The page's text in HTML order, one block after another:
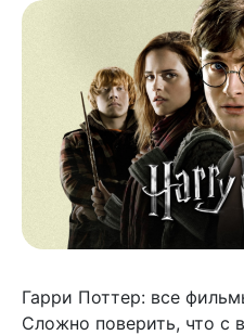
Гарри Поттер: все
Сложно поверить, что с